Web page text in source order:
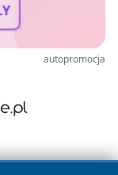
autopromocja